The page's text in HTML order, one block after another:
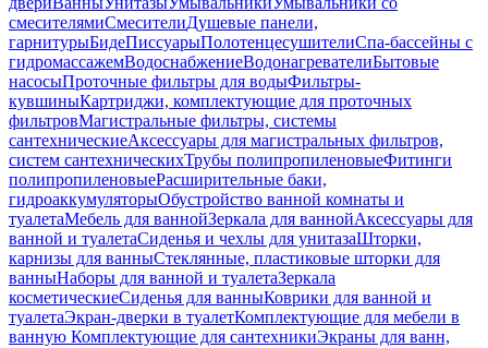
смесителямиСмесителиДушевые панели,
гарнитурыБидеПиссуарыПолотенцесушителиСпа-бассейны с
гидромассажемВодоснабжениеВодонагревателиБытовые
насосыПроточные фильтры для водыФильтры-
кувшиныКартриджи, комплектующие для проточных
фильтровМагистральные фильтры, системы
сантехническиеАксессуары для магистральных фильтров,
систем сантехническихТрубы полипропиленовыеФитинги
полипропиленовыеРасширительные баки,
гидроаккумуляторыОбустройство ванной комнаты и
туалетаМебель для ваннойЗеркала для ваннойАксессуары для
ванной и туалетаСиденья и чехлы для унитазаШторки,
карнизы для ванныСтеклянные, пластиковые шторки для
ванныНаборы для ванной и туалетаЗеркала
косметическиеСиденья для ванныКоврики для ванной и
туалетаЭкран-дверки в туалетКомплектующие для мебели в
ванную Комплектующие для сантехникиЭкраны для ванн,